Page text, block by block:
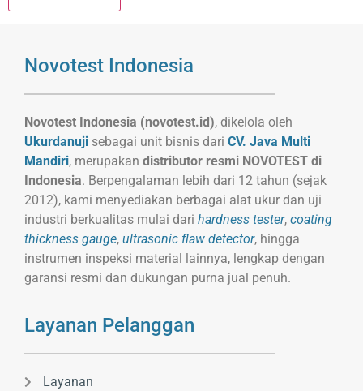
Novotest Indonesia
Novotest Indonesia (novotest.id), dikelola oleh
Ukurdanuji sebagai unit bisnis dari CV. Java Multi
Mandiri, merupakan distributor resmi NOVOTEST di
Indonesia. Berpengalaman lebih dari 12 tahun (sejak
2012), kami menyediakan berbagai alat ukur dan uji
industri berkualitas mulai dari hardness tester, coating
thickness gauge, ultrasonic flaw detector, hingga
instrumen inspeksi material lainnya, lengkap dengan
garansi resmi dan dukungan purna jual penuh.
Layanan Pelanggan
Layanan